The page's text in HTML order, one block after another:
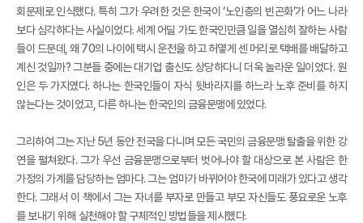
회문제로 인식했다. 특히 그가 우려한 것은 한국이 ‘노인층의 빈곤화’가 어느 나라
보다 심각하다는 사실이었다. 세계 어딜 가도 한국인만큼 일을 열심히 잘하는 사람
들이 드문데, 왜 70의 나이에 택시 운전을 하고 허옇게 센 머리로 택배를 배달하고
계신 것일까? 그분들 중에는 대기업 출신도 상당하다니 더욱 놀라운 일이었다. 원
인은 두 가지였다. 하나는 한국인들이 자식 뒷바라지를 하느라 노후 준비를 하지
않는다는 것이었고, 다른 하나는 한국인의 금융문맹에 있었다.
그리하여 그는 지난 5년 동안 전국을 다니며 모든 국민의 금융문맹 탈출을 위한 강
연을 펼쳐왔다. 그가 우선 금융문맹으로부터 벗어나야 할 대상으로 본 사람은 한
가정의 가계를 담당하는 엄마다. 그는 엄마가 바뀌어야 한국에 미래가 있다고 생각
한다. 그래서 이 책에서 그는 자녀를 부자로 만들고 부모 자신들도 풍요로운 노후
를 보내기 위해 실천해야 할 구체적인 방법들을 제시했다.